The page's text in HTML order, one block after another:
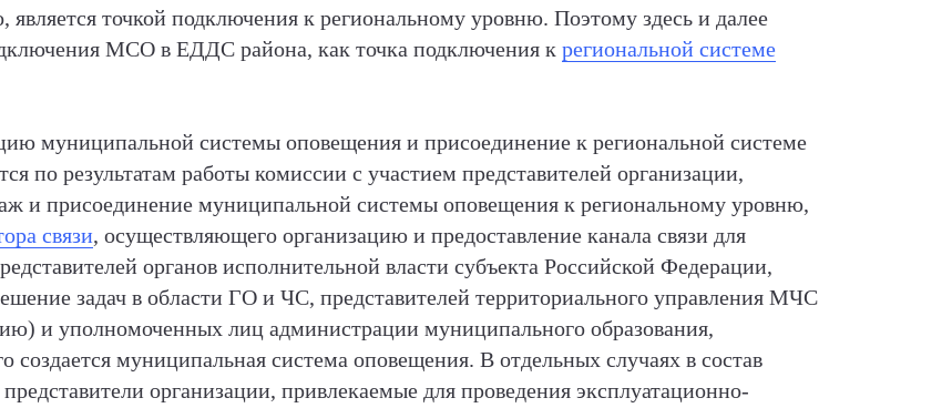
точкой подключения к региональному уровню. Поэтому здесь и далее
МСО в ЕДДС района, как точка подключения к региональной системе
муниципальной системы оповещения и присоединение к региональной системе
по результатам работы комиссии с участием представителей организации,
и присоединение муниципальной системы оповещения к региональному уровню,
связи, осуществляющего организацию и предоставление канала связи для
органов исполнительной власти субъекта Российской Федерации,
задач в области ГО и ЧС, представителей территориального управления МЧС
и уполномоченных лиц администрации муниципального образования,
создается муниципальная система оповещения. В отдельных случаях в состав
организации, привлекаемые для проведения эксплуатационно-